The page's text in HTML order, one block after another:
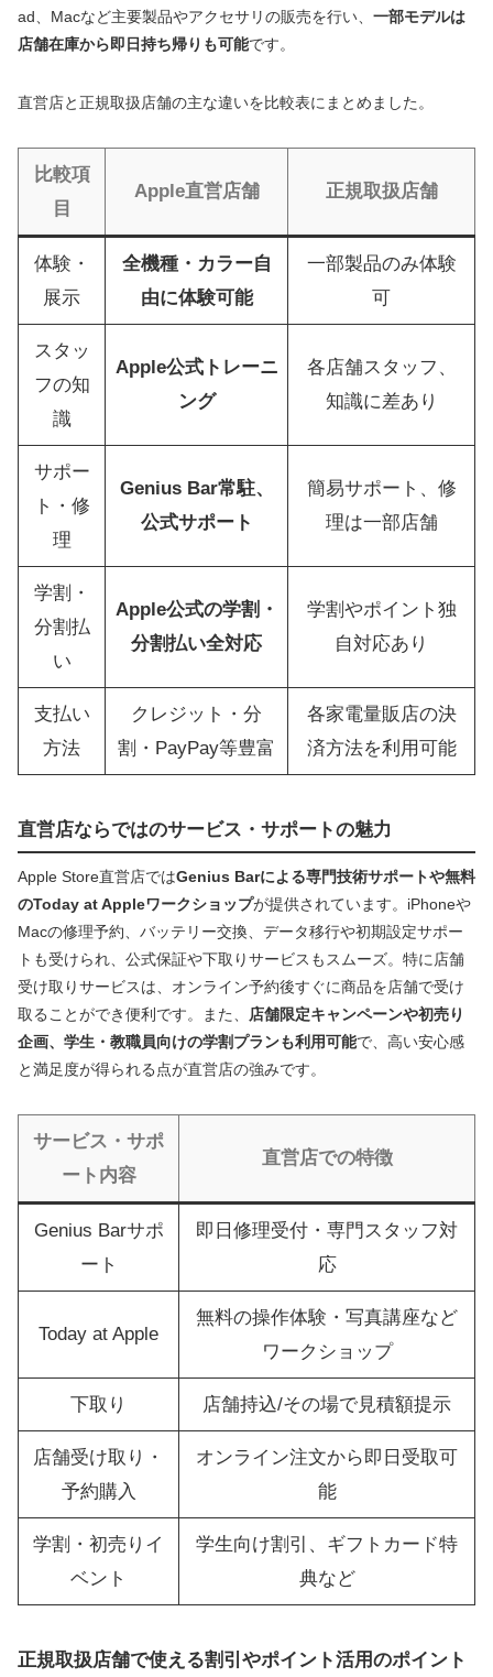
ad、Macなど主要製品やアクセサリの販売を行い、 一部モデルは
店舗在庫から即日持ち帰りも可能です。
直営店と正規取扱店舗の主な違いを比較表にまとめました。
比較項
目
Apple直営店舗 正規取扱店舗
体験・
展示
全機種・カラー自
由に体験可能
一部製品のみ体験
可
スタッ
フの知
識
Apple公式トレーニ
ング
各店舗スタッフ、
知識に差あり
サポー
ト・修
理
Genius Bar常駐、
公式サポート
簡易サポート、修
理は一部店舗
学割・
分割払
い
Apple公式の学割・
分割払い全対応
学割やポイント独
自対応あり
支払い
方法
クレジット・分
割・PayPay等豊富
各家電量販店の決
済方法を利用可能
直営店ならではのサービス・サポートの魅力
Apple Store直営店ではGenius Barによる専門技術サポートや無料
のToday at Appleワークショップが提供されています。iPhoneや
Macの修理予約、バッテリー交換、データ移行や初期設定サポー
トも受けられ、公式保証や下取りサービスもスムーズ。特に店舗
受け取りサービスは、オンライン予約後すぐに商品を店舗で受け
取ることができ便利です。また、
店舗限定キャンペーンや初売り
企画、学生・教職員向けの学割プランも利用可能で、高い安心感
と満足度が得られる点が直営店の強みです。
サービス・サポ
ート内容
直営店での特徴
Genius Barサポ
ート
即日修理受付・専門スタッフ対
応
Today at Apple
無料の操作体験・写真講座など
ワークショップ
下取り 店舗持込/その場で見積額提示
店舗受け取り・
予約購入
オンライン注文から即日受取可
能
学割・初売りイ
ベント
学生向け割引、ギフトカード特
典など
正規取扱店舗で使える割引やポイント活用のポイント